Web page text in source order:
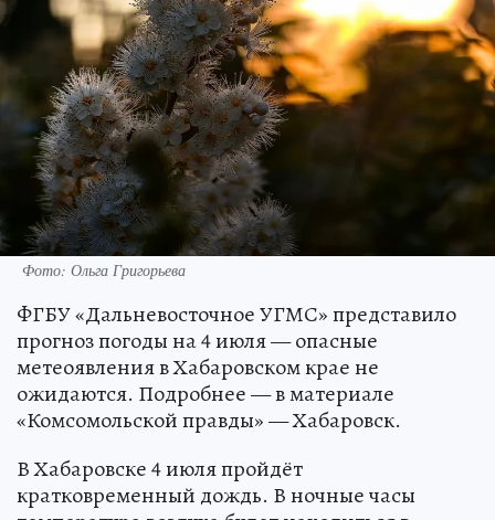
Фото: Ольга Григорьева
ФГБУ «Дальневосточное УГМС» представило
прогноз погоды на 4 июля — опасные
метеоявления в Хабаровском крае не
ожидаются. Подробнее — в материале
«Комсомольской правды» — Хабаровск.
В Хабаровске 4 июля пройдёт
кратковременный дождь. В ночные часы